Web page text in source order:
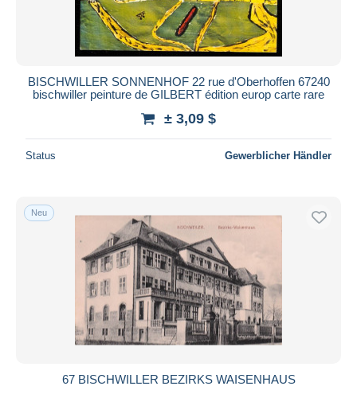
BISCHWILLER SONNENHOF 22 rue d'Oberhoffen 67240
bischwiller peinture de GILBERT édition europ carte rare
± 3,09 $
Status Gewerblicher Händler
Neu
67 BISCHWILLER BEZIRKS WAISENHAUS